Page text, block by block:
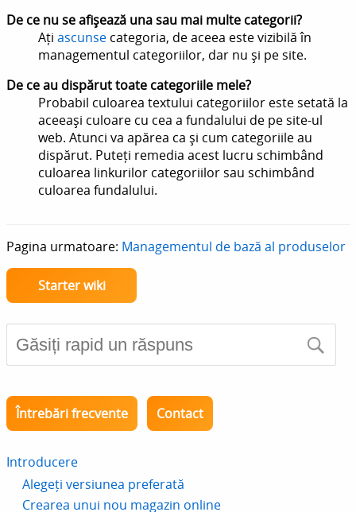
De ce nu se afișează una sau mai multe categorii?
Ați ascunse categoria, de aceea este vizibilă în
managementul categoriilor, dar nu și pe site.
De ce au dispărut toate categoriile mele?
Probabil culoarea textului categoriilor este setată la
aceeași culoare cu cea a fundalului de pe site-ul
web. Atunci va apărea ca și cum categoriile au
dispărut. Puteți remedia acest lucru schimbând
culoarea linkurilor categoriilor sau schimbând
culoarea fundalului.
Pagina urmatoare: Managementul de bază al produselor
Starter wiki
Întrebări frecvente Contact
Introducere
Alegeți versiunea preferată
Crearea unui nou magazin online